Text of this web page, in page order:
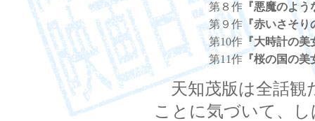
第８作『悪魔のよう
第９作『赤いさそり
第10作『大時計の美
第11作『桜の国の美
天知茂版は全話観
ことに気づいて、